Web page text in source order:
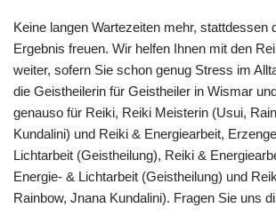
Keine langen Wartezeiten mehr, stattdessen
Ergebnis freuen. Wir helfen Ihnen mit den
weiter, sofern Sie schon genug Stress im
die Geistheilerin für Geistheiler in Wismar
genauso für Reiki, Reiki Meisterin (Usui,
Kundalini) und Reiki & Energiearbeit,
Lichtarbeit (Geistheilung), Reiki &
Energie- & Lichtarbeit (Geistheilung) und
Rainbow, Jnana Kundalini). Fragen Sie uns